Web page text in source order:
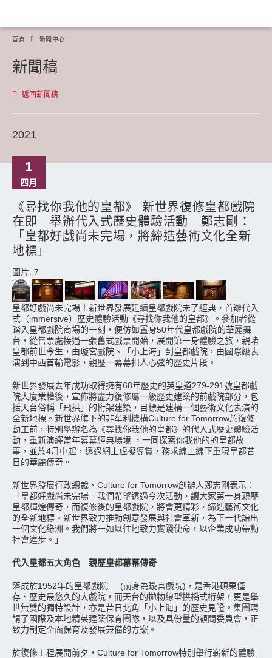
首頁 新聞中心
新聞稿
返回新聞稿
2021
1
四月
《尋找你我他的皇都》 新世界復修皇都戲院
在即 舉辦代入式歷史體驗活動 鄭志剛：
「皇都好戲尚未完場，將締造藝術文化全新
地標」
圖片: 7
皇都好戲尚未完場！新世界發展延續皇都戲院未了經典，首辦代入
式（immersive）歷史體驗活動《尋找你我他的皇都》。參加者從
踏入皇都戲院商場的一刻，便仿如置身50年代皇都戲院的華麗舞
台，從售票處接過一張舊式戲票開始，展開第一身體驗之旅，親睹
皇都前世今生，由璇宮戲院、「小上海」到皇都戲院，由國際級表
演到中西首輪電影，親歷一幕幕扣人心弦的歷史片段。
新世界發展去年成功取得擁有68年歷史的英皇道279-291號皇都戲
院大廈業權後，宣佈將盡力復修屬一級歷史建築的前戲院部分，包
括天台俗稱「飛拱」的桁架建築，目標是建構一個藝術文化表演的
全新地標。新世界旗下的非牟利機構Culture for Tomorrow於復修
動工前，特別舉辦名為《尋找你我他的皇都》的代入式歷史體驗活
動，重新演繹當年幕幕經典場境 ，一同探索你我他的的皇都故
事，並於4月中起，透過網上虛擬導賞，務求線上線下重現皇都昔
日的華麗傳奇。
新世界發展行政總裁、Culture for Tomorrow創辦人鄭志剛表示：
「皇都好戲尚未完場。我們希望透過今次活動，讓大家第一身親歷
皇都輝煌傳奇，而復修後的皇都戲院，將會更精彩，締造藝術文化
的全新地標。新世界致力推動創意發展與社會革新，為下一代譜出
一個文化綠洲。我們將一如以往地致力實踐使命，以企業成功帶動
社會進步。」
代入皇都五大角色 親歷皇都幕幕傳奇
落成於1952年的皇都戲院 (前身為璇宮戲院)，是香港碩果僅
存、歷史最悠久的大戲院，而天台的拋物線型拱橋式桁架，更是舉
世無雙的獨特設計，亦是昔日北角「小上海」的歷史見證。集團聘
請了國際及本地精英建築保育團隊，以及具份量的顧問委員會，正
致力制定全面保育及發展兼備的方案。
於復修工程展開前夕，Culture for Tomorrow特別舉行嶄新的體驗